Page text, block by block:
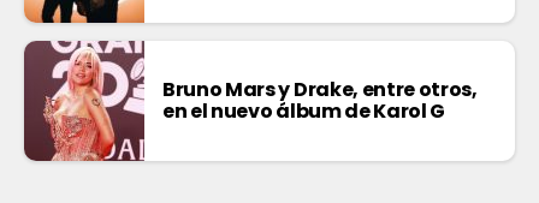
Bruno Mars y Drake, entre otros,
en el nuevo álbum de Karol G